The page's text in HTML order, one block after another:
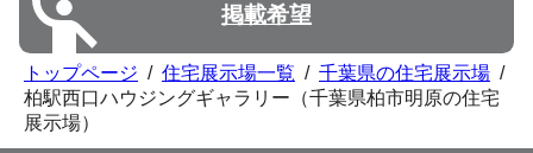
掲載希望
トップページ / 住宅展示場一覧 / 千葉県の住宅展示場 /
柏駅西口ハウジングギャラリー（千葉県柏市明原の住宅
展示場）